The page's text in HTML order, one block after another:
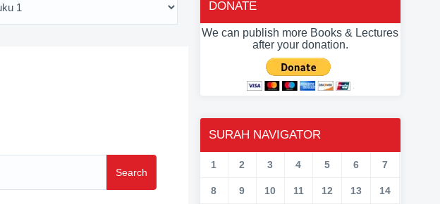
Search
DONATE
We can publish more Books & Lectures
after your donation.
SURAH NAVIGATOR
1 2 3 4 5 6 7
8 9 10 11 12 13 14